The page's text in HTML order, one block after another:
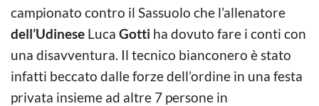
campionato contro il Sassuolo che l’allenatore
dell’Udinese Luca Gotti ha dovuto fare i conti con
una disavventura. Il tecnico bianconero è stato
infatti beccato dalle forze dell’ordine in una festa
privata insieme ad altre 7 persone in